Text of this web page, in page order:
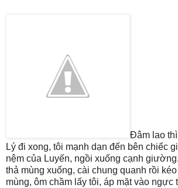
Đâm lao
Lý đi xong, tôi mạnh dạn đến bên chiếc
nệm của Luyến, ngồi xuống cạnh
thả mùng xuống, cài chung quanh rồi
mùng, ôm chầm lấy tôi, áp mặt vào